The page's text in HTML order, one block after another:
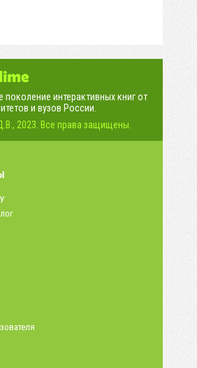
интерактивных книг от
и вузов России.
2023. Все права защищены.